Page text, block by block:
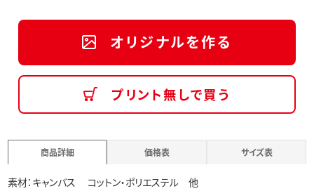
オリジナルを作る
プリント無しで買う
商品詳細 価格表 サイズ表
素材：キャンバス コットン・ポリエステル 他